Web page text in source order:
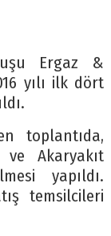
Ergaz &
yılı ilk dört
toplantıda,
Akaryakıt
yapıldı.
temsilcileri